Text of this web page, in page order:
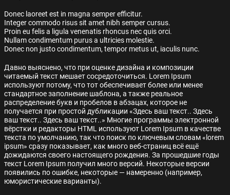
Donec laoreet est in magna semper efficitur.
Integer commodo risus sit amet nibh semper cursus.
Proin eu felis a ligula venenatis rhoncus nec quis orci.
Nullam condimentum purus a ultricies molestie.
Donec non justo condimentum, tempor metus ut, iaculis nunc.
Давно выяснено, что при оценке дизайна и композиции
читаемый текст мешает сосредоточиться. Lorem Ipsum
используют потому, что тот обеспечивает более или менее
стандартное заполнение шаблона, а также реальное
распределение букв и пробелов в абзацах, которое не
получается при простой дубликации «Здесь ваш текст.. Здесь
ваш текст.. Здесь ваш текст..» Многие программы электронной
вёрстки и редакторы HTML используют Lorem Ipsum в качестве
текста по умолчанию, так что поиск по ключевым словам «lorem
ipsum» сразу показывает, как много веб-страниц всё ещё
дожидаются своего настоящего рождения. За прошедшие годы
текст Lorem Ipsum получил много версий. Некоторые версии
появились по ошибке, некоторые — намеренно (например,
юмористические варианты).